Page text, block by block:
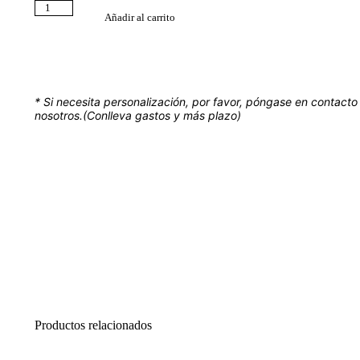
Añadir al carrito
* Si necesita personalización, por favor, póngase en
nosotros.(Conlleva gastos y más plazo)
Productos relacionados